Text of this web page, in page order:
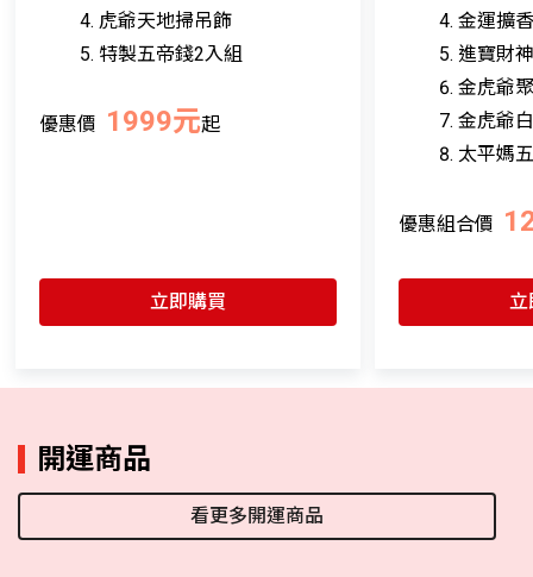
虎爺天地掃吊飾
特製五帝錢2入組
優惠價 1999元起
立即購買
金運擴
進寶財
金虎爺
金虎爺
太平媽
優惠組合價
立
開運商品
看更多開運商品